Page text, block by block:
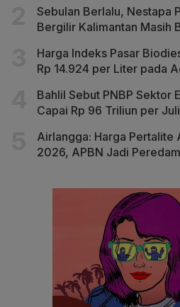
Sebulan Berlalu, Nestapa
Bergilir Kalimantan Masih
Harga Indeks Pasar
Rp 14.924 per Liter pada
Bahlil Sebut PNBP Sektor
Capai Rp 96 Triliun per
Airlangga: Harga Pertalite
2026, APBN Jadi